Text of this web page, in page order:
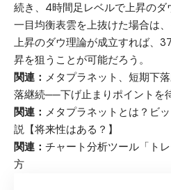
続き、4時間足レベルで上昇の
一目均衡表雲を上抜けた場合は
上昇のダウ理論が成立すれば、
昇を狙うことが可能だろう。
関連： メタプラネット、短期下
落継続──下げ止まりポイントを
関連： メタプラネットとは？ビ
説【将来性はある？】
関連： チャート分析ツール「ト
方